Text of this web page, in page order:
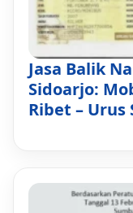
Jasa Balik
Sidoarjo:
Ribet – Urus